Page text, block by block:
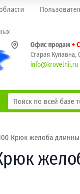
Офис продаж+
Старая Купавна,
info@krovelnii.ru
Крюк желоба